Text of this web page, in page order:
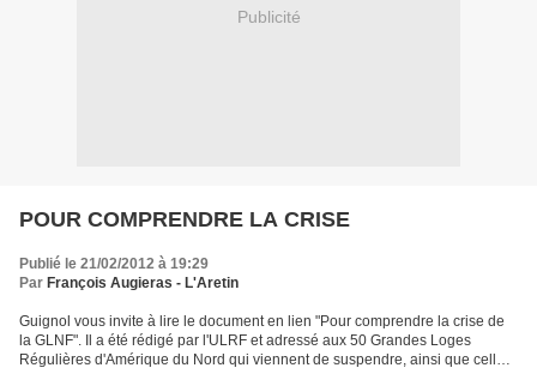
Publicité
POUR COMPRENDRE LA CRISE
Publié le 21/02/2012 à 19:29
Par François Augieras - L'Aretin
Guignol vous invite à lire le document en lien "Pour comprendre la crise de
la GLNF". Il a été rédigé par l'ULRF et adressé aux 50 Grandes Loges
Régulières d'Amérique du Nord qui viennent de suspendre, ainsi que celle